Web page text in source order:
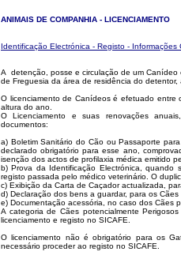
ANIMAIS DE COMPANHIA - LICENCIAMENTO
Identificação Electrónica - Registo - Informações
A
detenção, posse e circulação de um
de Freguesia da área de residência do
O licenciamento de Canídeos é efetuado
altura do ano.
O Licenciamento e suas renovações
documentos:
a) Boletim Sanitário do Cão ou Passaporte
declarado obrigatório para esse ano,
isenção dos actos de profilaxia médica emitido
b) Prova da Identificação Electrónica, quando
registo passada pelo médico veterinário. O
c) Exibição da Carta de Caçador actualizada,
d) Declaração dos bens a guardar, para os
e) Documentação acessória, no caso dos Cães
A categoria de Cães potencialmente
licenciamento e registo no SICAFE.
O licenciamento não é obrigatório para os
necessário proceder ao registo no SICAFE.